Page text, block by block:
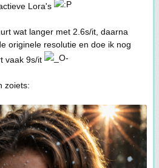
Lora's
wat langer met 2.6s/it, daarna
originele resolutie en doe ik nog
vaak 9s/it
zoiets: